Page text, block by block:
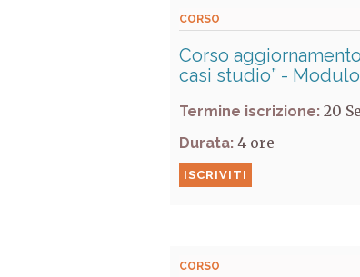
CORSO
Corso
casi studio” -
Termine iscrizione: 20
Durata: 4
ISCRIVITI
CORSO